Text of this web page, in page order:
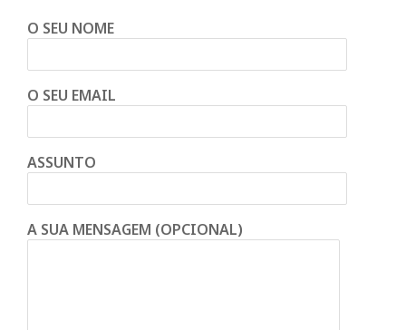
O SEU NOME
O SEU EMAIL
ASSUNTO
A SUA MENSAGEM (OPCIONAL)